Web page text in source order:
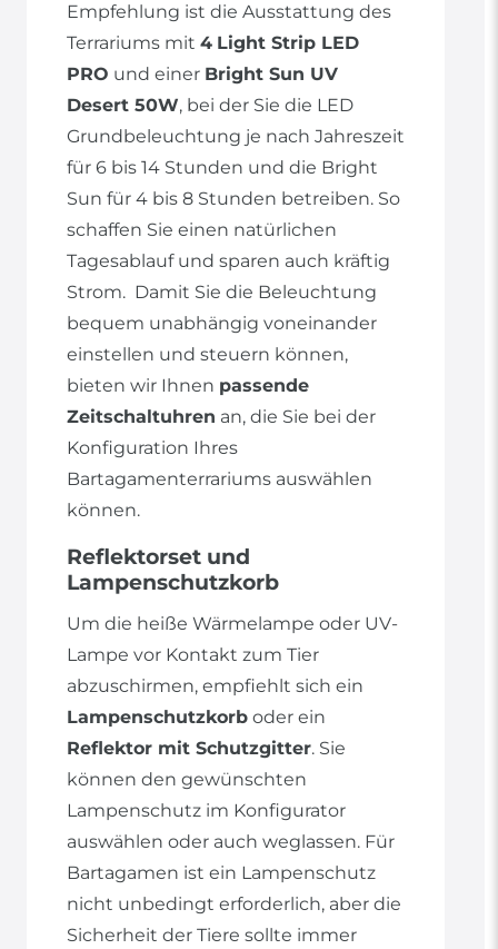
Empfehlung ist die Ausstattung des
Terrariums mit 4 Light Strip LED
PRO und einer Bright Sun UV
Desert 50W, bei der Sie die LED
Grundbeleuchtung je nach Jahreszeit
für 6 bis 14 Stunden und die Bright
Sun für 4 bis 8 Stunden betreiben. So
schaffen Sie einen natürlichen
Tagesablauf und sparen auch kräftig
Strom. Damit Sie die Beleuchtung
bequem unabhängig voneinander
einstellen und steuern können,
bieten wir Ihnen passende
Zeitschaltuhren an, die Sie bei der
Konfiguration Ihres
Bartagamenterrariums auswählen
können.
Reflektorset und
Lampenschutzkorb
Um die heiße Wärmelampe oder UV-
Lampe vor Kontakt zum Tier
abzuschirmen, empfiehlt sich ein
Lampenschutzkorb oder ein
Reflektor mit Schutzgitter. Sie
können den gewünschten
Lampenschutz im Konfigurator
auswählen oder auch weglassen. Für
Bartagamen ist ein Lampenschutz
nicht unbedingt erforderlich, aber die
Sicherheit der Tiere sollte immer